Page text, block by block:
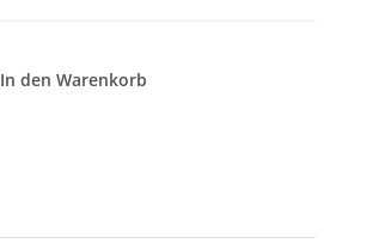
In den Warenkorb